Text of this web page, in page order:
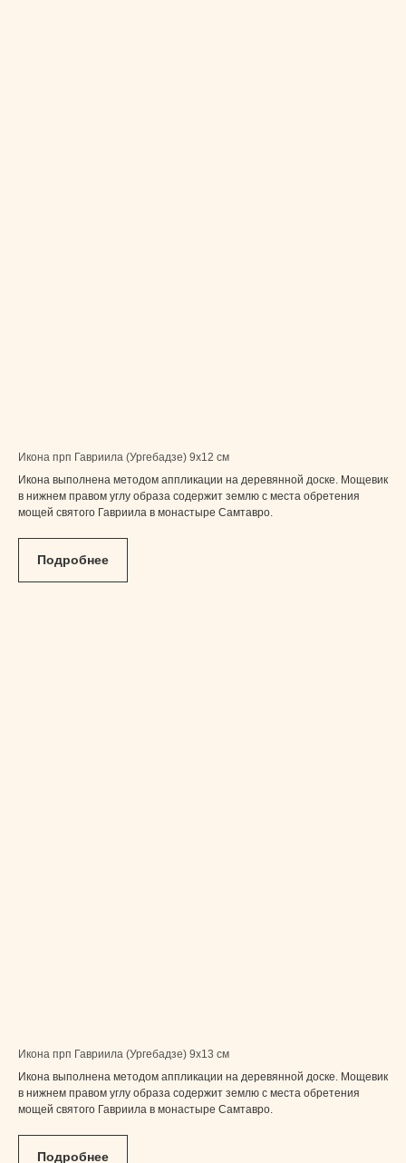
Икона прп Гавриила (Ургебадзе) 9x12 см
Икона выполнена методом аппликации на деревянной доске. Мощевик
в нижнем правом углу образа содержит землю с места обретения
мощей святого Гавриила в монастыре Самтавро.
Подробнее
Икона прп Гавриила (Ургебадзе) 9x13 см
Икона выполнена методом аппликации на деревянной доске. Мощевик
в нижнем правом углу образа содержит землю с места обретения
мощей святого Гавриила в монастыре Самтавро.
Подробнее